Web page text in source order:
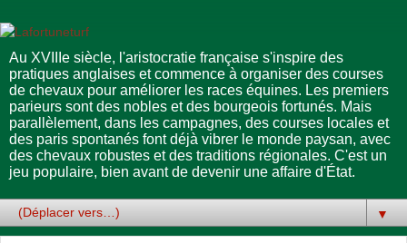
Au XVIIIe siècle, l'aristocratie française s'inspire des
pratiques anglaises et commence à organiser des courses
de chevaux pour améliorer les races équines. Les premiers
parieurs sont des nobles et des bourgeois fortunés. Mais
parallèlement, dans les campagnes, des courses locales et
des paris spontanés font déjà vibrer le monde paysan, avec
des chevaux robustes et des traditions régionales. C'est un
jeu populaire, bien avant de devenir une affaire d'État.
▼